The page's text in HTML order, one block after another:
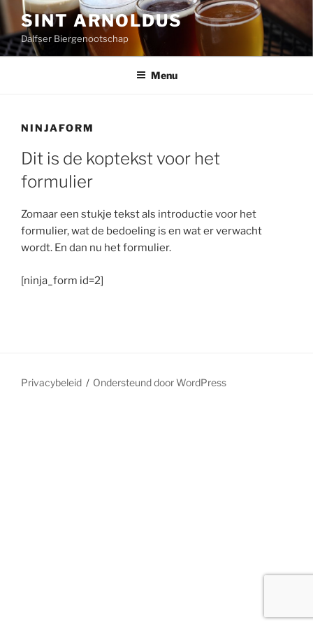
Ga
naar
de
inhoud
SINT ARNOLDUS
Dalfser Biergenootschap
Menu
NINJAFORM
Dit is de koptekst voor het
formulier
Zomaar een stukje tekst als introductie voor het
formulier, wat de bedoeling is en wat er verwacht
wordt. En dan nu het formulier.
[ninja_form id=2]
Privacybeleid Ondersteund door WordPress